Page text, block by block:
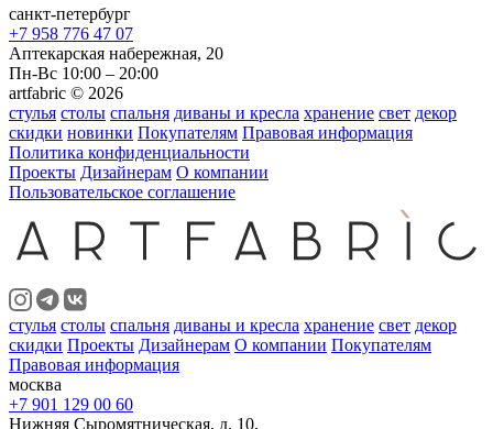
санкт-петербург
+7 958 776 47 07
Аптекарская набережная, 20
Пн-Вс 10:00 – 20:00
artfabric © 2026
стулья столы спальня диваны и кресла хранение свет декор
скидки новинки Покупателям Правовая информация
Политика конфиденциальности
Проекты Дизайнерам О компании
Пользовательское соглашение
стулья столы спальня диваны и кресла хранение свет декор
скидки Проекты Дизайнерам О компании Покупателям
Правовая информация
москва
+7 901 129 00 60
Нижняя Сыромятническая, д. 10,